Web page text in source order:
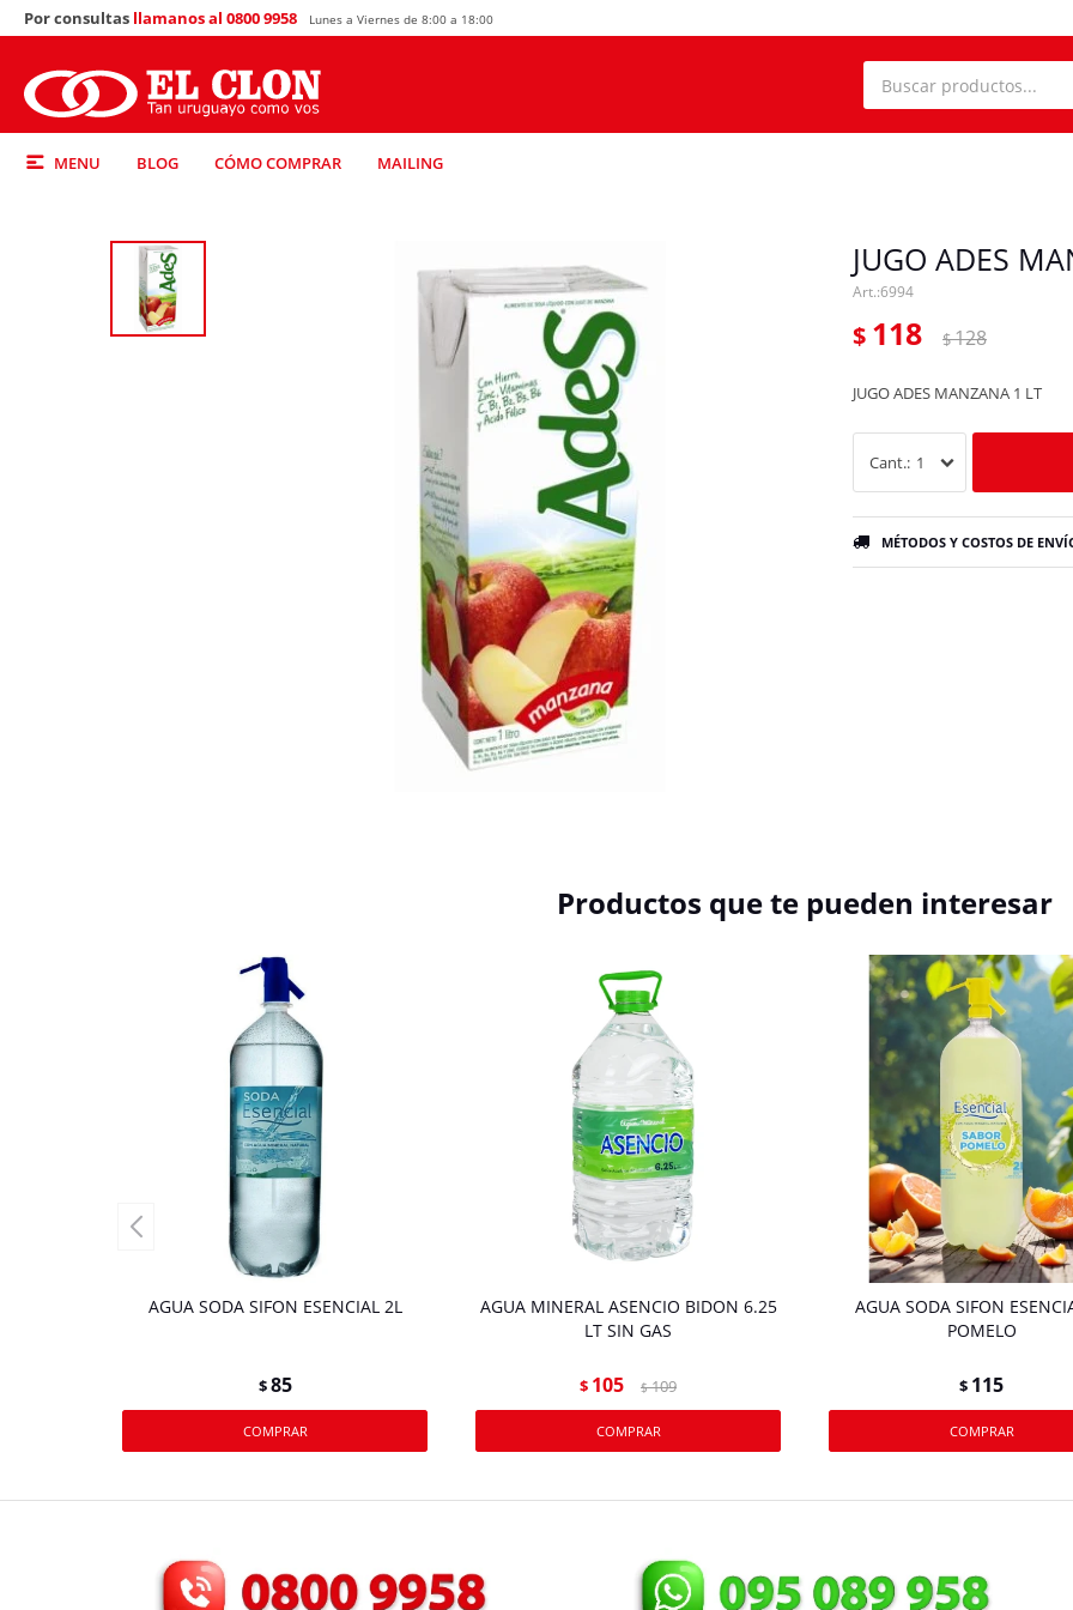
MENU BLOG CÓMO COMPRAR MAILING
Por consultas llamanos al 0800 9958 Lunes a Viernes de 8:00 a 18:00
JUGO ADES
6994
$ 118 $128
JUGO ADES MANZANA 1 LT
1
MÉTODOS Y COSTOS DE
Productos que te pueden interesar
AGUA SODA SIFON ESENCIAL 2L
$85
AGUA MINERAL ASENCIO BIDON 6.25
LT SIN GAS
$ 105 $ 109
AGUA SODA SIFON
POMELO
$ 115